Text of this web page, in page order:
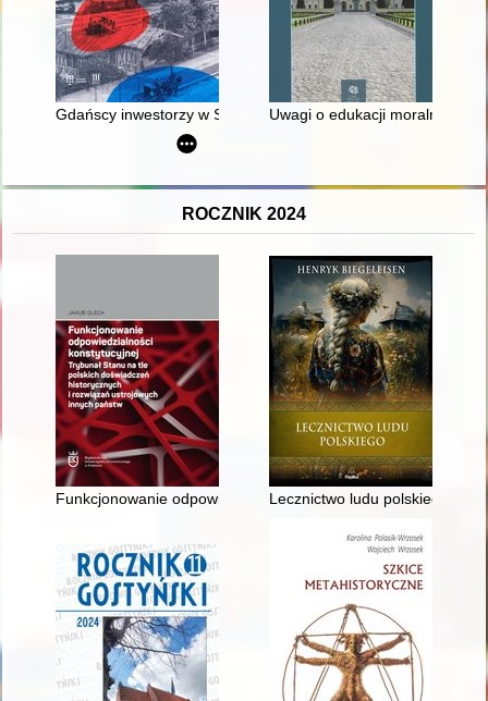
Gdańscy inwestorzy w Sopocie : prestiż finansowy i
Uwagi o edukacji moralnej
ROCZNIK 2024
Funkcjonowanie odpowiedzialności konstytucyjnej :
Lecznictwo ludu polskiego